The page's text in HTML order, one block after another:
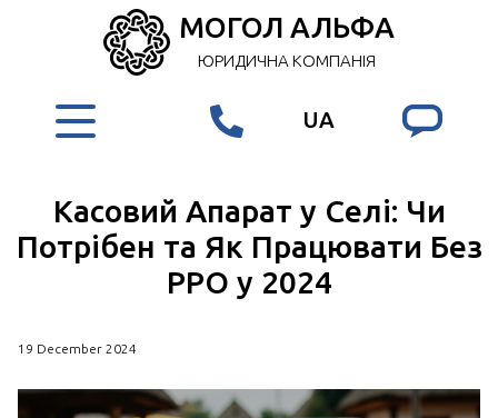
МОГОЛ АЛЬФА
ЮРИДИЧНА КОМПАНІЯ
UA
Касовий Апарат у Селі: Чи
Потрібен та Як Працювати Без
РРО у 2024
19 December 2024